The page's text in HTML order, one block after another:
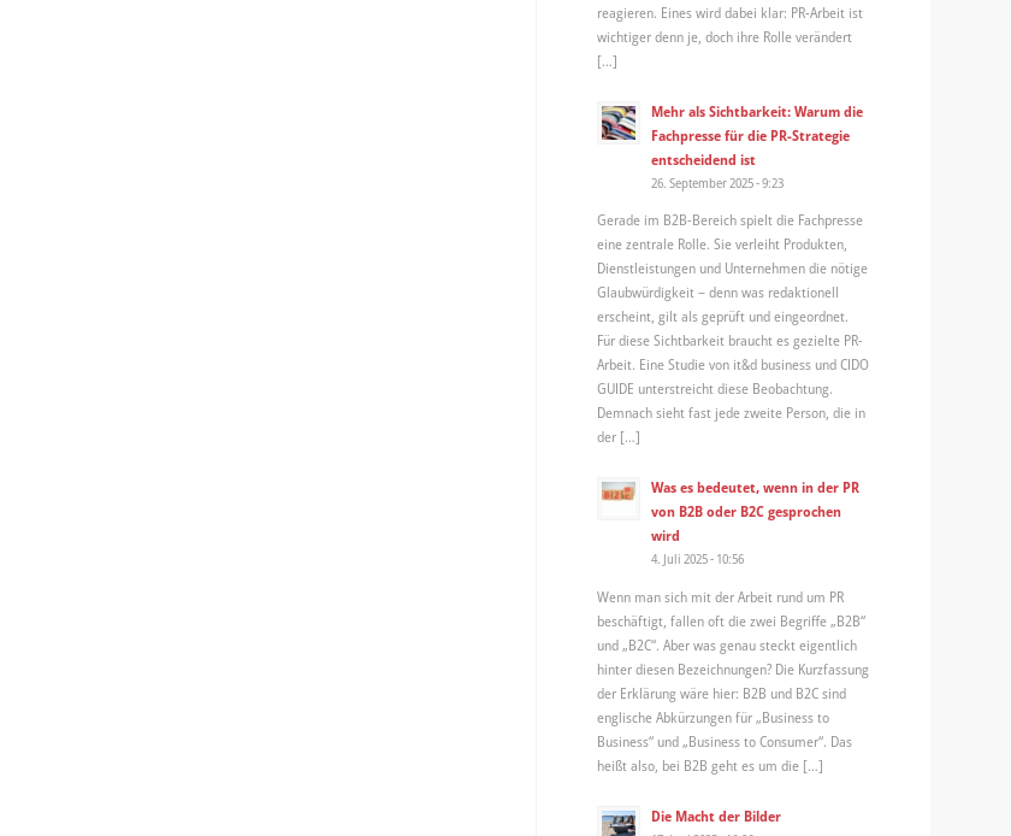
reagieren. Eines wird dabei klar: PR-Arbeit ist
wichtiger denn je, doch ihre Rolle verändert
[…]
Mehr als Sichtbarkeit: Warum die
Fachpresse für die PR-Strategie
entscheidend ist
26. September 2025 - 9:23
Gerade im B2B-Bereich spielt die Fachpresse
eine zentrale Rolle. Sie verleiht Produkten,
Dienstleistungen und Unternehmen die nötige
Glaubwürdigkeit – denn was redaktionell
erscheint, gilt als geprüft und eingeordnet.
Für diese Sichtbarkeit braucht es gezielte PR-
Arbeit. Eine Studie von it&d business und CIDO
GUIDE unterstreicht diese Beobachtung.
Demnach sieht fast jede zweite Person, die in
der […]
Was es bedeutet, wenn in der PR
von B2B oder B2C gesprochen
wird
4. Juli 2025 - 10:56
Wenn man sich mit der Arbeit rund um PR
beschäftigt, fallen oft die zwei Begriffe „B2B“
und „B2C“. Aber was genau steckt eigentlich
hinter diesen Bezeichnungen? Die Kurzfassung
der Erklärung wäre hier: B2B und B2C sind
englische Abkürzungen für „Business to
Business“ und „Business to Consumer“. Das
heißt also, bei B2B geht es um die […]
Die Macht der Bilder